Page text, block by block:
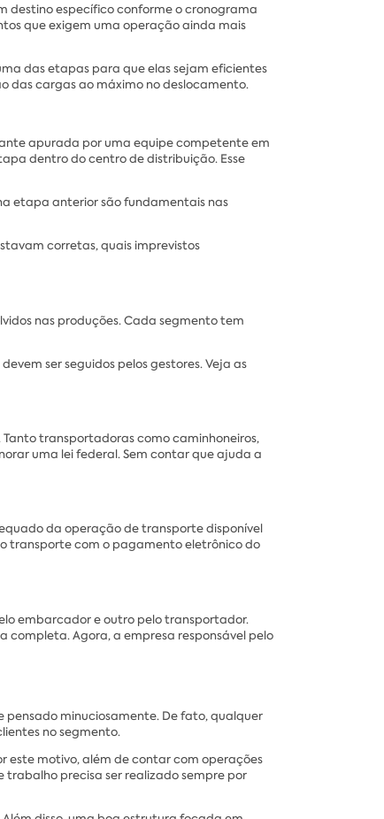
destino específico conforme o cronograma
que exigem uma operação ainda mais
das etapas para que elas sejam eficientes
das cargas ao máximo no deslocamento.
apurada por uma equipe competente em
dentro do centro de distribuição. Esse
etapa anterior são fundamentais nas
corretas, quais imprevistos
nas produções. Cada segmento tem
ser seguidos pelos gestores. Veja as
transportadoras como caminhoneiros,
uma lei federal. Sem contar que ajuda a
da operação de transporte disponível
transporte com o pagamento eletrônico do
embarcador e outro pelo transportador.
completa. Agora, a empresa responsável pelo
minuciosamente. De fato, qualquer
no segmento.
este motivo, além de contar com operações
trabalho precisa ser realizado sempre por